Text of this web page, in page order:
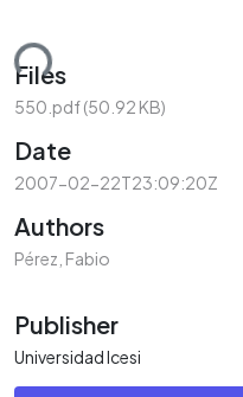
Files
550.pdf(50.92 KB)
Date
2007-02-22T23:09:20Z
Authors
Pérez, Fabio
Publisher
Universidad Icesi